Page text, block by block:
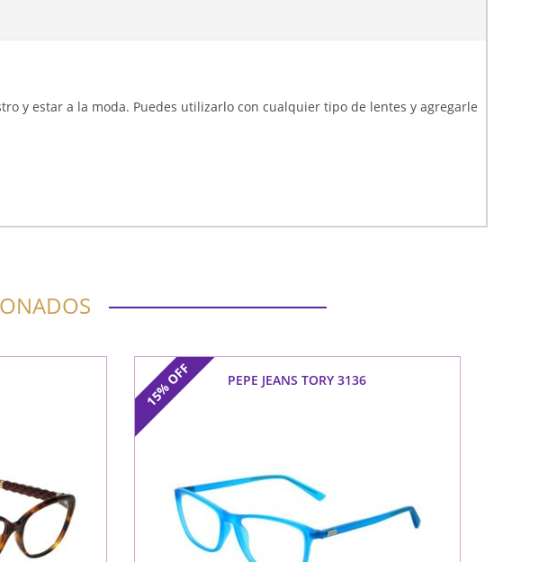
y estar a la moda. Puedes utilizarlo con cualquier tipo de lentes y agregarle
15%
OFF PEPE JEANS TORY 3136